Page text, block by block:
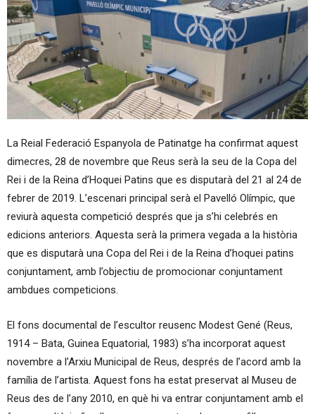
La Reial Federació Espanyola de Patinatge ha confirmat aquest
dimecres, 28 de novembre que Reus serà la seu de la Copa del
Rei i de la Reina d’Hoquei Patins que es disputarà del 21 al 24 de
febrer de 2019. L’escenari principal serà el Pavelló Olímpic, que
reviurà aquesta competició després que ja s’hi celebrés en
edicions anteriors. Aquesta serà la primera vegada a la història
que es disputarà una Copa del Rei i de la Reina d’hoquei patins
conjuntament, amb l’objectiu de promocionar conjuntament
ambdues competicions.
El fons documental de l’escultor reusenc Modest Gené (Reus,
1914 – Bata, Guinea Equatorial, 1983) s’ha incorporat aquest
novembre a l’Arxiu Municipal de Reus, després de l’acord amb la
família de l’artista. Aquest fons ha estat preservat al Museu de
Reus des de l’any 2010, en què hi va entrar conjuntament amb el